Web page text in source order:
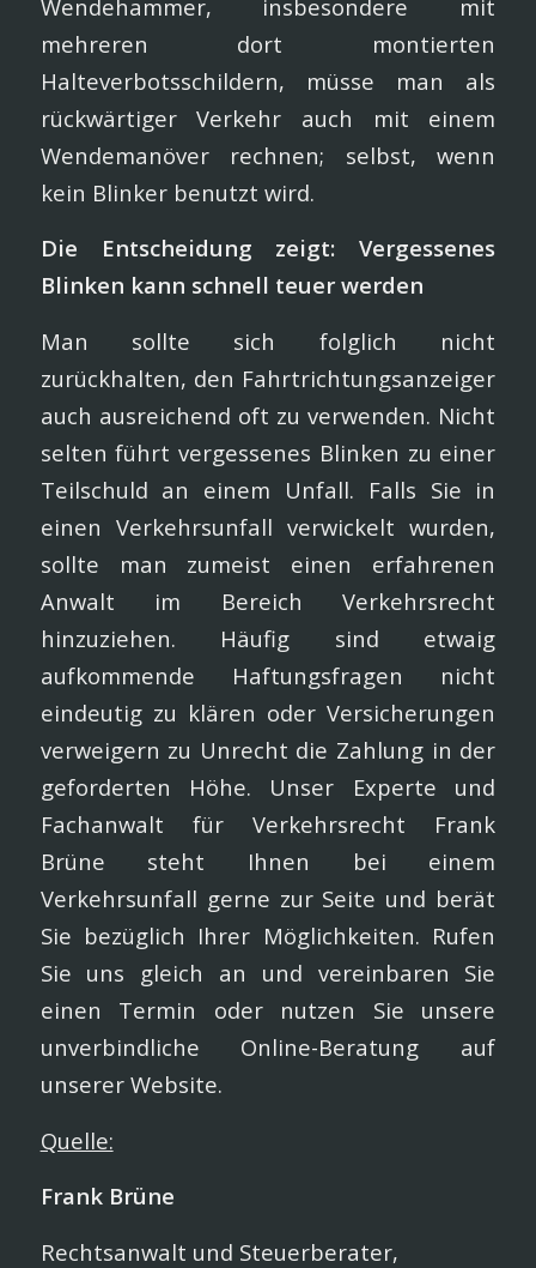
Wendehammer, insbesondere mit
mehreren dort montierten
Halteverbotsschildern, müsse man als
rückwärtiger Verkehr auch mit einem
Wendemanöver rechnen; selbst, wenn
kein Blinker benutzt wird.
Die Entscheidung zeigt: Vergessenes
Blinken kann schnell teuer werden
Man sollte sich folglich nicht
zurückhalten, den Fahrtrichtungsanzeiger
auch ausreichend oft zu verwenden. Nicht
selten führt vergessenes Blinken zu einer
Teilschuld an einem Unfall. Falls Sie in
einen Verkehrsunfall verwickelt wurden,
sollte man zumeist einen erfahrenen
Anwalt im Bereich Verkehrsrecht
hinzuziehen. Häufig sind etwaig
aufkommende Haftungsfragen nicht
eindeutig zu klären oder Versicherungen
verweigern zu Unrecht die Zahlung in der
geforderten Höhe. Unser Experte und
Fachanwalt für Verkehrsrecht Frank
Brüne steht Ihnen bei einem
Verkehrsunfall gerne zur Seite und berät
Sie bezüglich Ihrer Möglichkeiten. Rufen
Sie uns gleich an und vereinbaren Sie
einen Termin oder nutzen Sie unsere
unverbindliche Online-Beratung auf
unserer Website.
Quelle:
Frank Brüne
Rechtsanwalt und Steuerberater,